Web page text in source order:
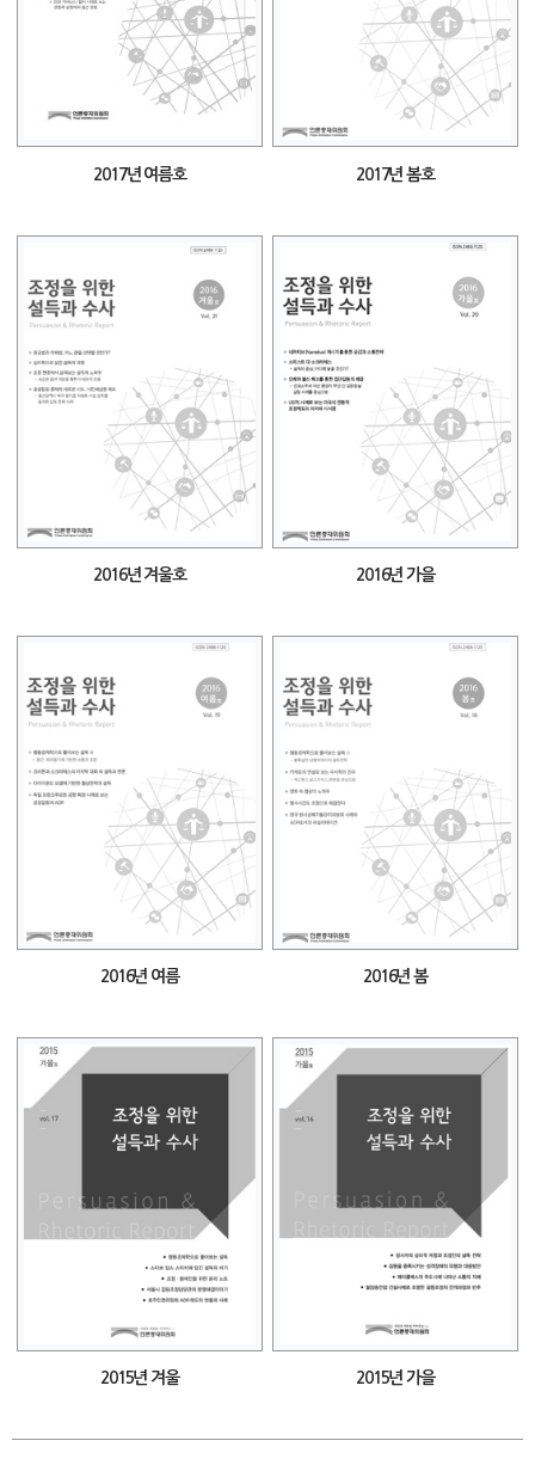
2017년 여름호 2017년 봄호
2016년 겨울호 2016년 가을
2016년 여름 2016년 봄
2015년 겨울 2015년 가을